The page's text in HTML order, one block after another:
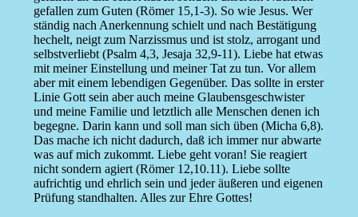
gefallen zum Guten (Römer 15,1-3). So wie Jesus. Wer
ständig nach Anerkennung schielt und nach Bestätigung
hechelt, neigt zum Narzissmus und ist stolz, arrogant und
selbstverliebt (Psalm 4,3, Jesaja 32,9-11). Liebe hat etwas
mit meiner Einstellung und meiner Tat zu tun. Vor allem
aber mit einem lebendigen Gegenüber. Das sollte in erster
Linie Gott sein aber auch meine Glaubensgeschwister
und meine Familie und letztlich alle Menschen denen ich
begegne. Darin kann und soll man sich üben (Micha 6,8).
Das mache ich nicht dadurch, daß ich immer nur abwarte
was auf mich zukommt. Liebe geht voran! Sie reagiert
nicht sondern agiert (Römer 12,10.11). Liebe sollte
aufrichtig und ehrlich sein und jeder äußeren und eigenen
Prüfung standhalten. Alles zur Ehre Gottes!